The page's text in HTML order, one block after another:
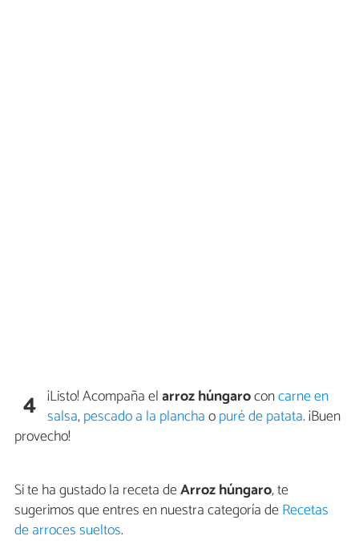
4 ¡Listo! Acompaña elarroz húngaroconcarne en
salsa,pescado a la planchaopuré de patata. ¡Buen
provecho!
Si te ha gustado la receta deArroz húngaro, te
sugerimos que entres en nuestra categoría deRecetas
de arroces sueltos.